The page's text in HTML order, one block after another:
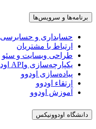
برنامه‌ها و سرویس‌ها
حسابداری و حسابرسی
ارتباط با مشتریان
طراحی وبسایت و سئو
یکپارچه‌سازی وAPI اودوو
پیاده‌سازی اودوو
ارتقاء اودوو
آموزش اودوو
دانشگاه اودوونیکس